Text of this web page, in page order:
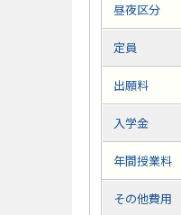
昼夜区分
定員
出願料
入学金
年間授業料
その他費用